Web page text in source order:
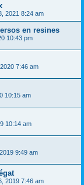
2021 8:24 am
en resines
10:43 pm
7:46 am
10:15 am
10:14 am
9:49 am
2019 7:46 am